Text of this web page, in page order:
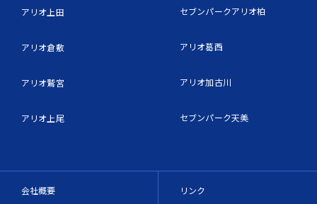
アリオ上田
アリオ倉敷
アリオ鷲宮
アリオ上尾
セブンパークアリオ柏
アリオ葛西
アリオ加古川
セブンパーク天美
会社概要 リンク